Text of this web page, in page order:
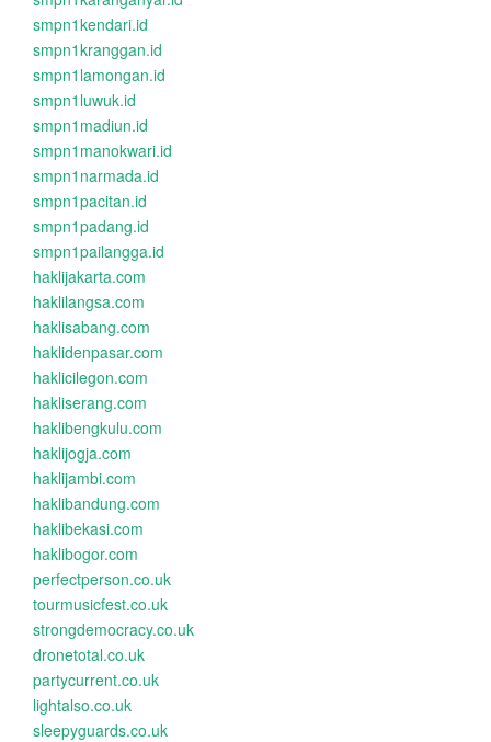
smpn1kendari.id
smpn1kranggan.id
smpn1lamongan.id
smpn1luwuk.id
smpn1madiun.id
smpn1manokwari.id
smpn1narmada.id
smpn1pacitan.id
smpn1padang.id
smpn1pailangga.id
haklijakarta.com
haklilangsa.com
haklisabang.com
haklidenpasar.com
haklicilegon.com
hakliserang.com
haklibengkulu.com
haklijogja.com
haklijambi.com
haklibandung.com
haklibekasi.com
haklibogor.com
perfectperson.co.uk
tourmusicfest.co.uk
strongdemocracy.co.uk
dronetotal.co.uk
partycurrent.co.uk
lightalso.co.uk
sleepyguards.co.uk